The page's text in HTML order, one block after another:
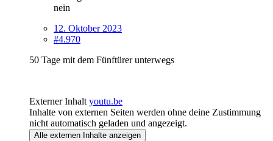
nein
12. Oktober 2023
#4.970
50 Tage mit dem Fünftürer unterwegs
Externer Inhalt youtu.be
Inhalte von externen Seiten werden ohne deine Zustimmung
nicht automatisch geladen und angezeigt.
Alle externen Inhalte anzeigen